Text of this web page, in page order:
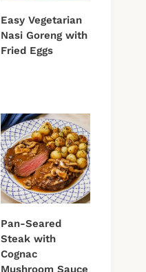
Easy Vegetarian
Nasi Goreng with
Fried Eggs
Pan-Seared
Steak with
Cognac
Mushroom Sauce